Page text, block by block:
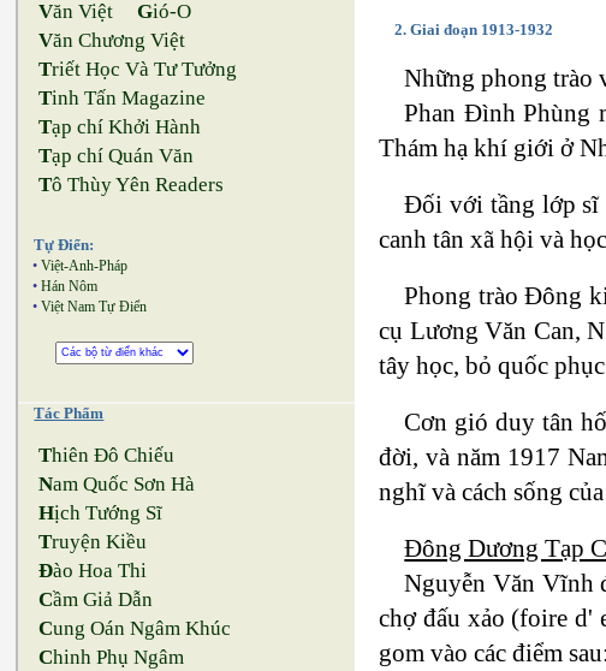
Văn Việt Gió-O
Văn Chương Việt
Triết Học Và Tư Tưởng
Tinh Tấn Magazine
Tạp chí Khởi Hành
Tạp chí Quán Văn
Tô Thùy Yên Readers
Tự Điển:
• Việt-Anh-Pháp
• Hán Nôm
• Việt Nam Tự Điển
Tác Phẩm
Thiên Đô Chiếu
Nam Quốc Sơn Hà
Hịch Tướng Sĩ
Truyện Kiều
Đào Hoa Thi
Cầm Giả Dẫn
Cung Oán Ngâm Khúc
Chinh Phụ Ngâm
2. Giai đoạn 1913-1932
Những phong trào
Phan Đình Phùng
Thám hạ khí giới ở
Đối với tầng lớp sĩ
canh tân xã hội và
Phong trào Đông
cụ Lương Văn Can,
tây học, bỏ quốc
Cơn gió duy tân
đời, và năm 1917
nghĩ và cách sống
Đông Dương Tạp
Nguyễn Văn Vĩnh
chợ đấu xảo (foire d'
gom vào các điểm sau: